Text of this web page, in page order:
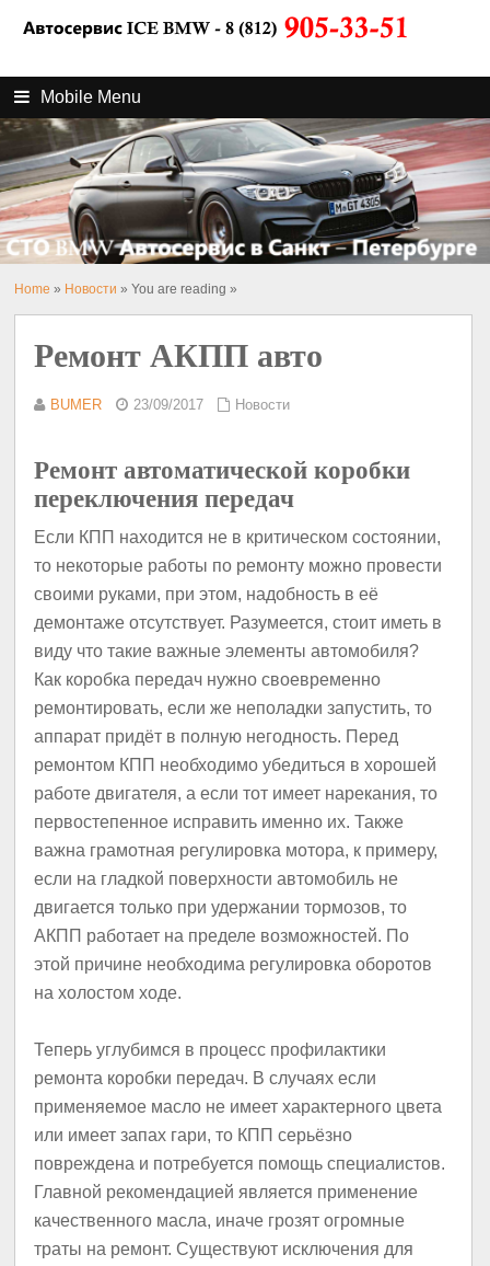
Mobile Menu
Home » Новости » You are reading »
Ремонт АКПП авто
BUMER 23/09/2017 Новости
Ремонт автоматической коробки
переключения передач
Если КПП находится не в критическом состоянии,
то некоторые работы по ремонту можно провести
своими руками, при этом, надобность в её
демонтаже отсутствует. Разумеется, стоит иметь в
виду что такие важные элементы автомобиля?
Как коробка передач нужно своевременно
ремонтировать, если же неполадки запустить, то
аппарат придёт в полную негодность. Перед
ремонтом КПП необходимо убедиться в хорошей
работе двигателя, а если тот имеет нарекания, то
первостепенное исправить именно их. Также
важна грамотная регулировка мотора, к примеру,
если на гладкой поверхности автомобиль не
двигается только при удержании тормозов, то
АКПП работает на пределе возможностей. По
этой причине необходима регулировка оборотов
на холостом ходе.
Теперь углубимся в процесс профилактики
ремонта коробки передач. В случаях если
применяемое масло не имеет характерного цвета
или имеет запах гари, то КПП серьёзно
повреждена и потребуется помощь специалистов.
Главной рекомендацией является применение
качественного масла, иначе грозят огромные
траты на ремонт. Существуют исключения для